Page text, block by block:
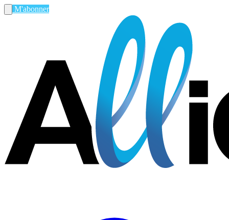
M'abonner